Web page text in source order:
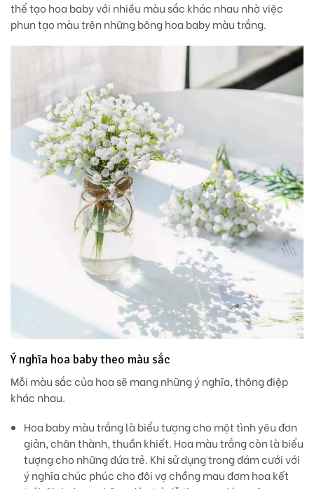
thể tạo hoa baby với nhiều màu sắc khác nhau nhờ việc
phun tạo màu trên những bông hoa baby màu trắng.
Ý nghĩa hoa baby theo màu sắc
Mỗi màu sắc của hoa sẽ mang những ý nghĩa, thông điệp
khác nhau.
Hoa baby màu trắnglà biểu tượng cho một tình yêu đơn
giản, chân thành, thuần khiết. Hoa màu trắng còn là biểu
tượng cho những đứa trẻ. Khi sử dụng trong đám cưới với
ý nghĩa chúc phúc cho đôi vợ chồng mau đơm hoa kết